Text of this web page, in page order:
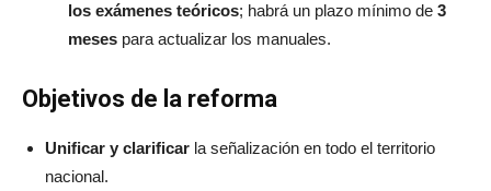
los exámenes teóricos; habrá un plazo mínimo de 3
meses para actualizar los manuales.
Objetivos de la reforma
Unificar y clarificar la señalización en todo el territorio
nacional.